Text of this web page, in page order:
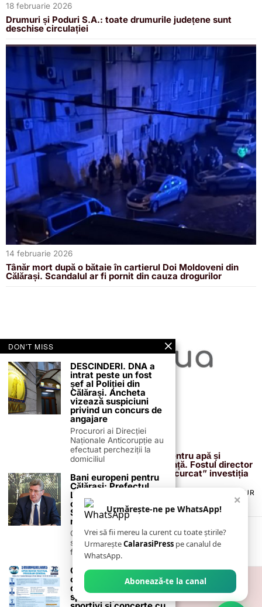
18 februarie 2026
Drumuri și Poduri S.A.: toate drumurile județene sunt
deschise circulației
14 februarie 2026
Tânăr mort după o bătaie în cartierul Doi Moldoveni din
Călărași. Scandalul ar fi pornit din cauza drogurilor
13 februarie 2026
Proiectul de 400 de milioane de euro pentru apă și
canalizare, confirmat definitiv de instanță. Fostul director
reacționează după acuzațiile că ar fi „încurcat” investiția
TERMENI ȘI CONDIȚII
POLITICA DE ANULARE & RETUR
PUBLICITATE ONLINE & TIPĂRITĂ
CONTACT
ZIARUL ANUNȚUL CĂLĂRĂȘEAN
×
Urmărește-ne pe WhatsApp!
Vrei să fii mereu la curent cu toate știrile?
UrmareșteCalarasiPress pe canalul de
WhatsApp.
Abonează-te la canal
DON'T MISS
DESCINDERI. DNA a
intrat peste un fost
șef al Poliției din
Călărași. Ancheta
vizează suspiciuni
privind un concurs de
angajare
Procurori ai Direcției
Naționale Anticorupție au
efectuat percheziții la
domiciliul
Bani europeni pentru
Călărași: Prefectul
Laurențiu State anunță
colaborarea cu ADR
Sud-Muntenia pentru
noi finanțări
Călărașul se pregătește
să intre pe harta
finanțărilor europene, cu
Călărașiul devine
capitala înotului în ape
deschise! Patru zile de
spectacol, 400 de